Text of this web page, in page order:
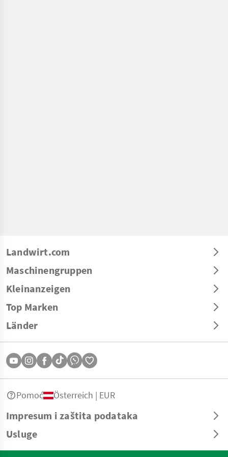
Landwirt.com
Maschinengruppen
Kleinanzeigen
Top Marken
Länder
Impresum i zaštita podataka
Usluge
Pomoć Österreich | EUR